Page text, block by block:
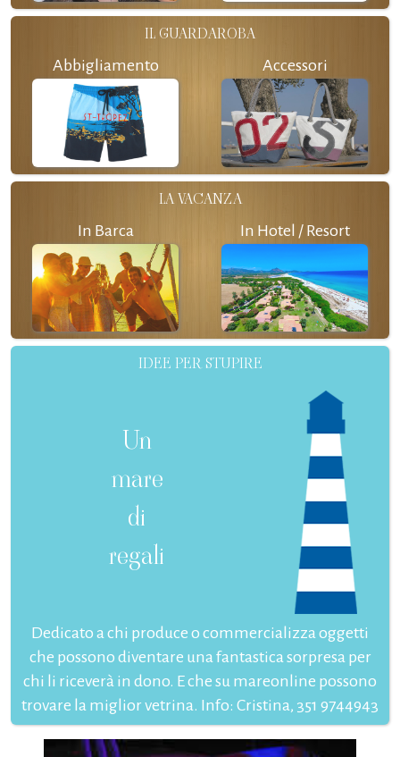
IL GUARDAROBA
Abbigliamento Accessori
LA VACANZA
In Barca In Hotel / Resort
IDEE PER STUPIRE
Un
mare
di
regali
Dedicato a chi produce o commercializza oggetti
che possono diventare una fantastica sorpresa per
chi li riceverà in dono. E che su mareonline possono
trovare la miglior vetrina. Info: Cristina, 351 9744943